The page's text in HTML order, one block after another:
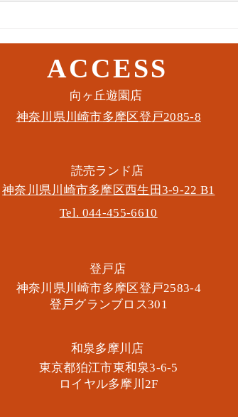
ACCESS
​向ヶ丘遊園店
神奈川県川崎市多摩区​登戸2085-8
​読売ランド店
神奈川県川崎市多摩区​西生田3-9-22 B1
Tel. 044-455-6610
​登戸店
神奈川県川崎市多摩区​登戸2583-4
​登戸グランブロス301
​和泉多摩川店
東京都狛江市東和泉3-6-5
​ロイヤル多摩川2F